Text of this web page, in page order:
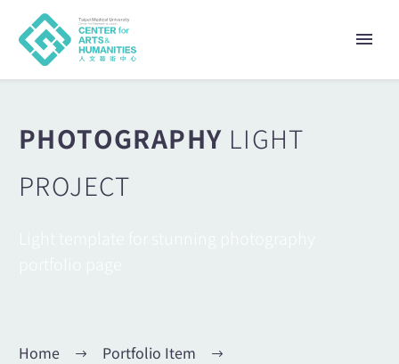
PHOTOGRAPHY LIGHT
PROJECT
Home
Portfolio Item